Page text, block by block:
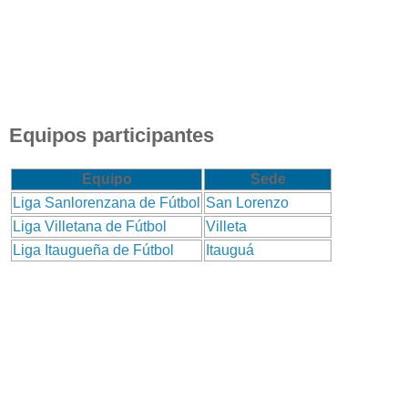
Equipos participantes
Equipo
Sede
Liga Sanlorenzana de Fútbol
San Lorenzo
Liga Villetana de Fútbol
Villeta
Liga Itaugueña de Fútbol
Itauguá